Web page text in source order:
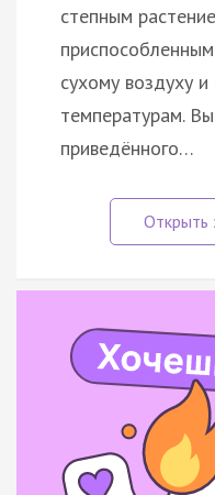
степным
сухому воздуху
температурам.
приведённого…